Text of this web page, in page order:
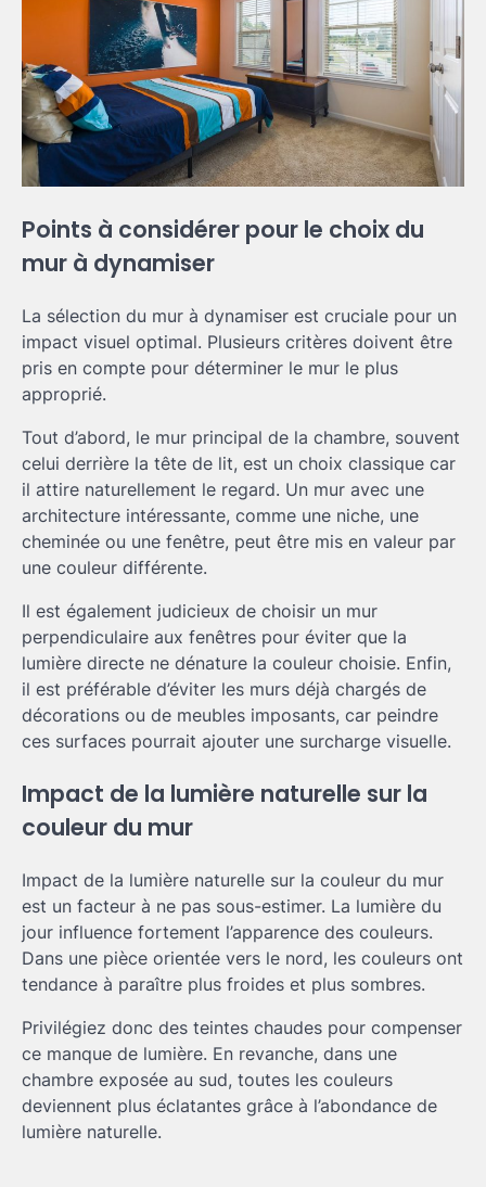
Points à considérer pour le choix du
mur à dynamiser
La sélection du mur à dynamiser est cruciale pour un
impact visuel optimal. Plusieurs critères doivent être
pris en compte pour déterminer le mur le plus
approprié.
Tout d’abord, le mur principal de la chambre, souvent
celui derrière la tête de lit, est un choix classique car
il attire naturellement le regard. Un mur avec une
architecture intéressante, comme une niche, une
cheminée ou une fenêtre, peut être mis en valeur par
une couleur différente.
Il est également judicieux de choisir un mur
perpendiculaire aux fenêtres pour éviter que la
lumière directe ne dénature la couleur choisie. Enfin,
il est préférable d’éviter les murs déjà chargés de
décorations ou de meubles imposants, car peindre
ces surfaces pourrait ajouter une surcharge visuelle.
Impact de la lumière naturelle sur la
couleur du mur
Impact de la lumière naturelle sur la couleur du mur
est un facteur à ne pas sous-estimer. La lumière du
jour influence fortement l’apparence des couleurs.
Dans une pièce orientée vers le nord, les couleurs ont
tendance à paraître plus froides et plus sombres.
Privilégiez donc des teintes chaudes pour compenser
ce manque de lumière. En revanche, dans une
chambre exposée au sud, toutes les couleurs
deviennent plus éclatantes grâce à l’abondance de
lumière naturelle.